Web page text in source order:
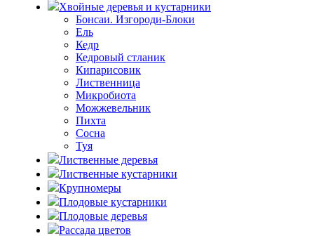
Хвойные деревья и кустарники
Бонсаи. Изгороди-Блоки
Ель
Кедр
Кедровый стланик
Кипарисовик
Лиственница
Микробиота
Можжевельник
Пихта
Сосна
Туя
Лиственные деревья
Лиственные кустарники
Крупномеры
Плодовые кустарники
Плодовые деревья
Рассада цветов